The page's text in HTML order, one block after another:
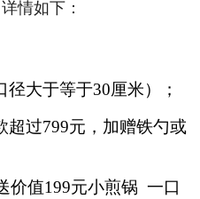
情如下：
大于等于30厘米）；
超过799元，加赠铁勺或
价值199元小煎锅 一口